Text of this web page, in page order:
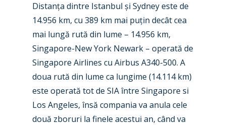
Distanța dintre Istanbul și Sydney este de
14.956 km, cu 389 km mai puțin decât cea
mai lungă rută din lume – 14.956 km,
Singapore-New York Newark – operată de
Singapore Airlines cu Airbus A340-500. A
doua rută din lume ca lungime (14.114 km)
este operată tot de SIA între Singapore si
Los Angeles, însă compania va anula cele
două zboruri la finele acestui an, când va
Paris 2025
Farnborough 2024
Paris 2023
Farnborough 2022
Dubai 2019
Paris 2019
Military
Trip Reports
Marketplace
Jobs
Contact